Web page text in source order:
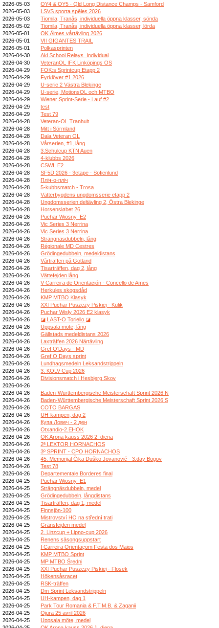
2026-05-03
OY4 & OY5 - Qld Long Distance Champs - Samford
2026-05-03
LSVS sporta spēles 2026
2026-05-03
Tiomila, Tranås, individuella öppna klasser, sönda
2026-05-02
Tiomila, Tranås, individuella öppna klasser, lörda
2026-05-01
OK Älmes vårtävling 2026
2026-05-01
VII GIGANTES TRAIL
2026-05-01
Polkasprinten
2026-04-30
Akl School Relays_Individual
2026-04-30
VeteranOL IFK Linköpings OS
2026-04-29
FOK:s Sprintcup Etapp 2
2026-04-29
Fyrklöver #1 2026
2026-04-29
U-serie 2 Västra Blekinge
2026-04-29
U-serie, MotionsOL och MTBO
2026-04-29
Wiener Sprint-Serie - Lauf #2
2026-04-29
test
2026-04-29
Test 79
2026-04-28
Veteran-OL Tranhult
2026-04-28
Mitt i Sörmland
2026-04-28
Dala Veteran OL
2026-04-28
Vårserien, #1, lång
2026-04-28
3.Schulcup KTN Auen
2026-04-28
4-klubbs 2026
2026-04-28
CSWL E2
2026-04-28
SF5D 2026 - 3etape - Sofienlund
2026-04-28
Пліч-о-пліч
2026-04-28
5-kubbsmatch - Trosa
2026-04-28
Vätterbygdens ungdomsserie etapp 2
2026-04-28
Ungdomsserien deltävling 2, Östra Blekinge
2026-04-28
Horsensløbet 26
2026-04-26
Puchar Wiosny_E2
2026-04-26
Vic Series 3 Nerrina
2026-04-26
Vic Series 3 Nerrina
2026-04-26
Strängnäsdubbeln, lång
2026-04-26
Régionale MD Cestres
2026-04-26
Grödingedubbeln, medeldistans
2026-04-26
Vårträffen på Gotland
2026-04-26
Tisarträffen, dag 2, lång
2026-04-26
Vättefejden lång
2026-04-26
V Carreira de Orientación - Concello de Ames
2026-04-26
Herkules skogsdåd
2026-04-26
KMP MTBO Klasyk
2026-04-26
XXI Puchar Puszczy Piskiej - Kulik
2026-04-26
Puchar Wisły 2026 E2 klasyk
2026-04-26
◪ LAST-O Toriello ◪
2026-04-26
Uppsala möte, lång
2026-04-26
Gällstads medeldistans 2026
2026-04-26
Laxträffen 2026 Närtävling
2026-04-26
Gref O'Days - MD
2026-04-26
Gref O Days sprint
2026-04-26
Lundhagsmedeln Leksandstrippeln
2026-04-26
3. KOLV-Cup 2026
2026-04-26
Divisionsmatch i Hesbjerg Skov
2026-04-26
2026-04-26
Baden-Württembergische Meisterschaft Sprint 2026 N
2026-04-26
Baden-Württembergische Meisterschaft Sprint 2026 S
2026-04-26
COTO BARGAS
2026-04-26
UH-kampen, dag 2
2026-04-26
Купа Ловеч - 2 ден
2026-04-26
Otxandio-2.EHOK
2026-04-26
OK Arona kauss 2026 2. diena
2026-04-26
2ª LEXTOR HORNACHOS
2026-04-26
3º SPRINT - CPO HORNACHOS
2026-04-26
45. Memorijal Čika Duško Jovanović - 3.day Bogov
2026-04-26
Test 78
2026-04-26
Departementale Borderes final
2026-04-25
Puchar Wiosny_E1
2026-04-25
Strängnäsdubbeln, medel
2026-04-25
Grödingedubbeln, långdistans
2026-04-25
Tisarträffen, dag 1, medel
2026-04-25
Finnsjön-100
2026-04-25
Mistrovství HO na střední trati
2026-04-25
Gränsfejden medel
2026-04-25
2. Linzcup + Lipno-cup 2026
2026-04-25
Renens säsongsuppstart
2026-04-25
I Carreira Orientaçom Festa dos Maios
2026-04-25
KMP MTBO Sprint
2026-04-25
MP MTBO Średni
2026-04-25
XXI Puchar Puszczy Piskiej - Flosek
2026-04-25
Hökensåsracet
2026-04-25
RSK-träffen
2026-04-25
Dm Sprint Leksandstrippeln
2026-04-25
UH-kampen, dag 1
2026-04-25
Park Tour Romania & F.T.M.B. & Zaganii
2026-04-25
Ojura 25 avril 2026
2026-04-25
Uppsala möte, medel